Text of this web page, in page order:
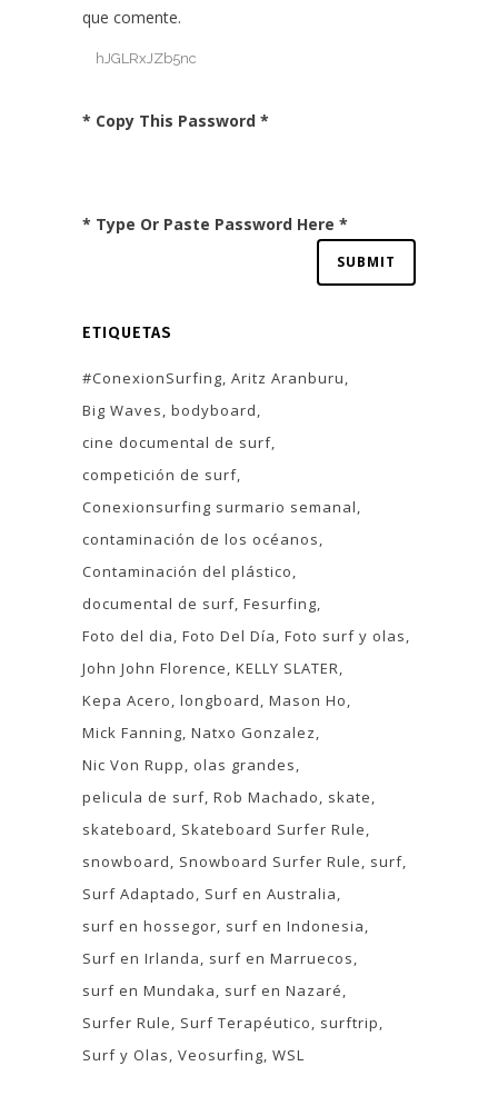
que comente.
* Copy This Password *
* Type Or Paste Password Here *
ETIQUETAS
#ConexionSurfing Aritz Aranburu
Big Waves bodyboard
cine documental de surf
competición de surf
Conexionsurfing surmario semanal
contaminación de los océanos
Contaminación del plástico
documental de surf Fesurfing
Foto del dia Foto Del Día Foto surf y olas
John John Florence KELLY SLATER
Kepa Acero longboard Mason Ho
Mick Fanning Natxo Gonzalez
Nic Von Rupp
olas grandes
pelicula de surf Rob Machado
skate
skateboard
Skateboard Surfer Rule
snowboard
Snowboard Surfer Rule
surf
Surf Adaptado
Surf en Australia
surf en hossegor surf en Indonesia
Surf en Irlanda
surf en Marruecos
surf en Mundaka
surf en Nazaré
Surfer Rule
Surf Terapéutico
surftrip
Surf y Olas Veosurfing WSL